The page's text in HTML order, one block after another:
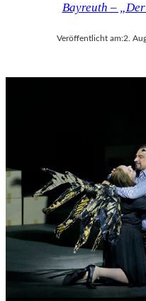
Bayreuth –
Veröffentlicht am:2.